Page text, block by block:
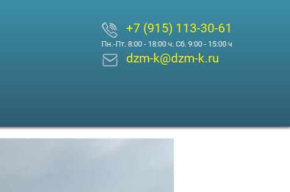
+7 (915) 113-30-61
Пн.-Пт. 8:00 - 18:00 ч. Сб. 9:00 - 15:00 ч
dzm-k@dzm-k.ru